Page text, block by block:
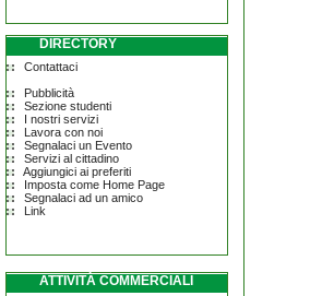
DIRECTORY
Contattaci
Pubblicità
Sezione studenti
I nostri servizi
Lavora con noi
Segnalaci un Evento
Servizi al cittadino
Aggiungici ai preferiti
Imposta come Home Page
Segnalaci ad un amico
Link
ATTIVITÀ COMMERCIALI